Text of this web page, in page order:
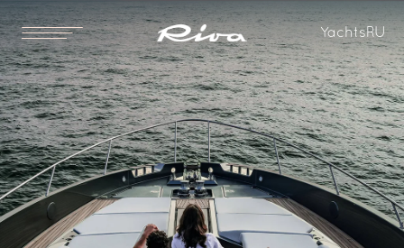
YachtsRU